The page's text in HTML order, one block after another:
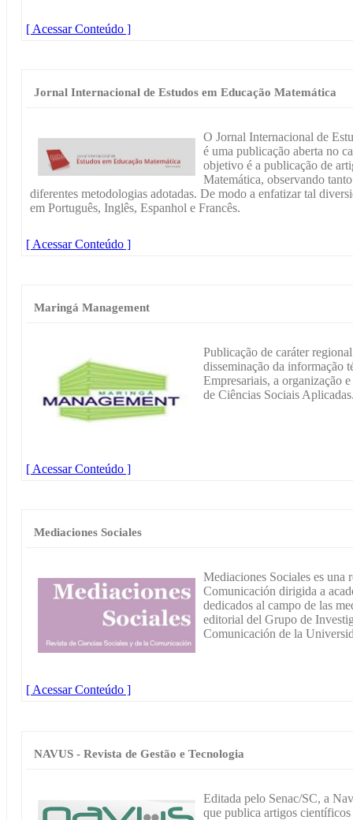
[ Acessar Conteúdo ]
Jornal Internacional de Estudos em Educação Matemática
O Jornal Internacional de
é uma publicação aberta no
objetivo é a publicação de
Matemática, observando
diferentes metodologias adotadas. De modo a enfatizar tal
em Português, Inglês, Espanhol e Francês.
[ Acessar Conteúdo ]
Maringá Management
Publicação de caráter
disseminação da informação
Empresariais, a organização
de Ciências Sociais
[ Acessar Conteúdo ]
Mediaciones Sociales
Mediaciones Sociales es una
Comunicación dirigida a
dedicados al campo de las
editorial del Grupo de
Comunicación de la
[ Acessar Conteúdo ]
NAVUS - Revista de Gestão e Tecnologia
Editada pelo Senac/SC, a
que publica artigos